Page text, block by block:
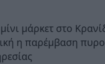
μάρκετ στο
η παρέμβαση